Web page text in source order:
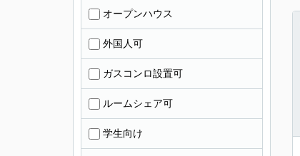
オープンハウス
外国人可
ガスコンロ設置可
ルームシェア可
学生向け